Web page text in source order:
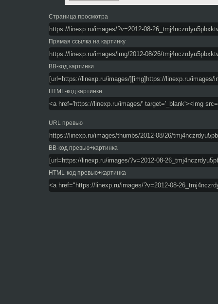
Страница просмотра
Прямая ссылка на картинку
BB-код картинки
HTML-код картинки
URL превью
BB-код превью+картинка
HTML-код превью+картинка